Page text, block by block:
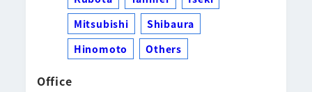
Mitsubishi
Shibaura
Hinomoto
Others
Office